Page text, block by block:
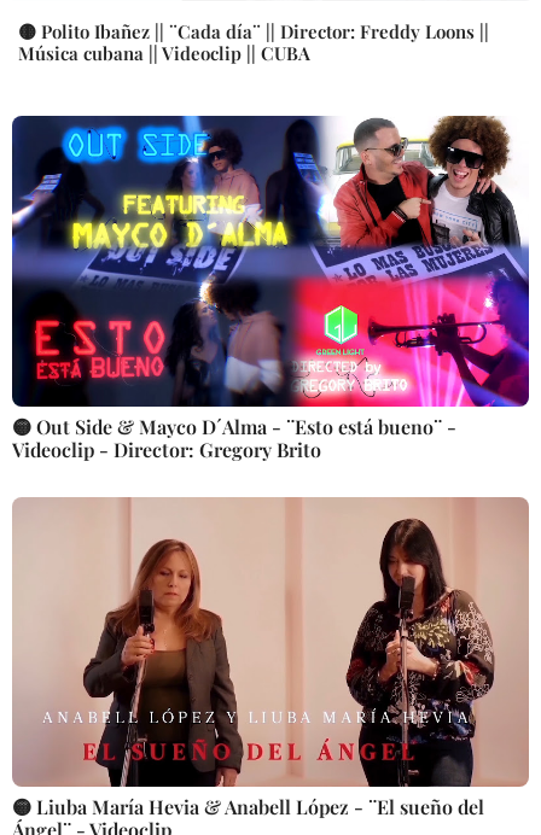
🟡 Polito Ibañez || ¨Cada día¨ || Director: Freddy Loons ||
Música cubana || Videoclip || CUBA
🟡 Out Side & Mayco D´Alma - ¨Esto está bueno¨ -
Videoclip - Director: Gregory Brito
🟡 Liuba María Hevia & Anabell López - ¨El sueño del
Ángel¨ - Videoclip